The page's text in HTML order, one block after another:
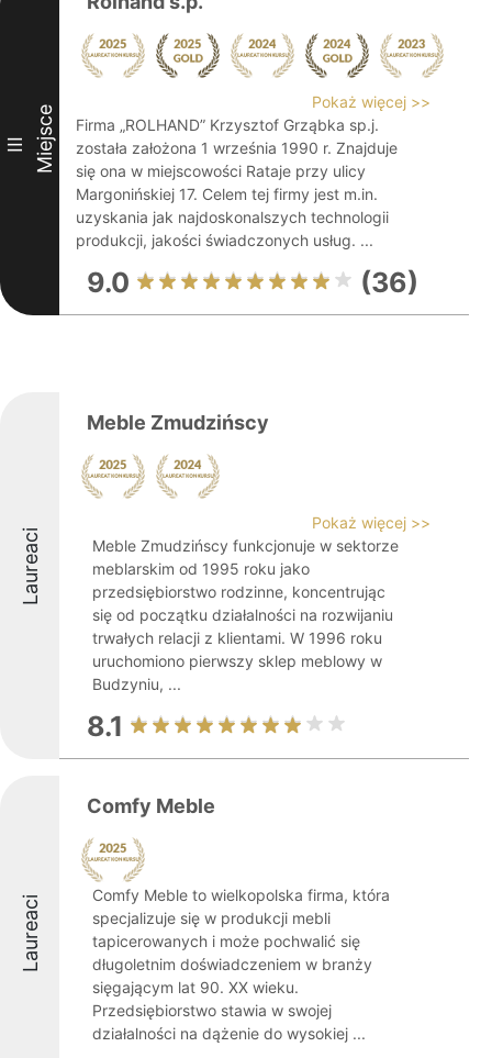
III Miejsce
Pokaż więcej >>
Firma „ROLHAND” Krzysztof Grząbka sp.j.
została założona 1 września 1990 r. Znajduje
się ona w miejscowości Rataje przy ulicy
Margonińskiej 17. Celem tej firmy jest m.in.
uzyskania jak najdoskonalszych technologii
produkcji, jakości świadczonych usług. ...
9.0 (36)
Laureaci
Meble Zmudzińscy
Pokaż więcej >>
Meble Zmudzińscy funkcjonuje w sektorze
meblarskim od 1995 roku jako
przedsiębiorstwo rodzinne, koncentrując
się od początku działalności na rozwijaniu
trwałych relacji z klientami. W 1996 roku
uruchomiono pierwszy sklep meblowy w
Budzyniu, ...
8.1
Laureaci
Comfy Meble
Comfy Meble to wielkopolska firma, która
specjalizuje się w produkcji mebli
tapicerowanych i może pochwalić się
długoletnim doświadczeniem w branży
sięgającym lat 90. XX wieku.
Przedsiębiorstwo stawia w swojej
działalności na dążenie do wysokiej ...